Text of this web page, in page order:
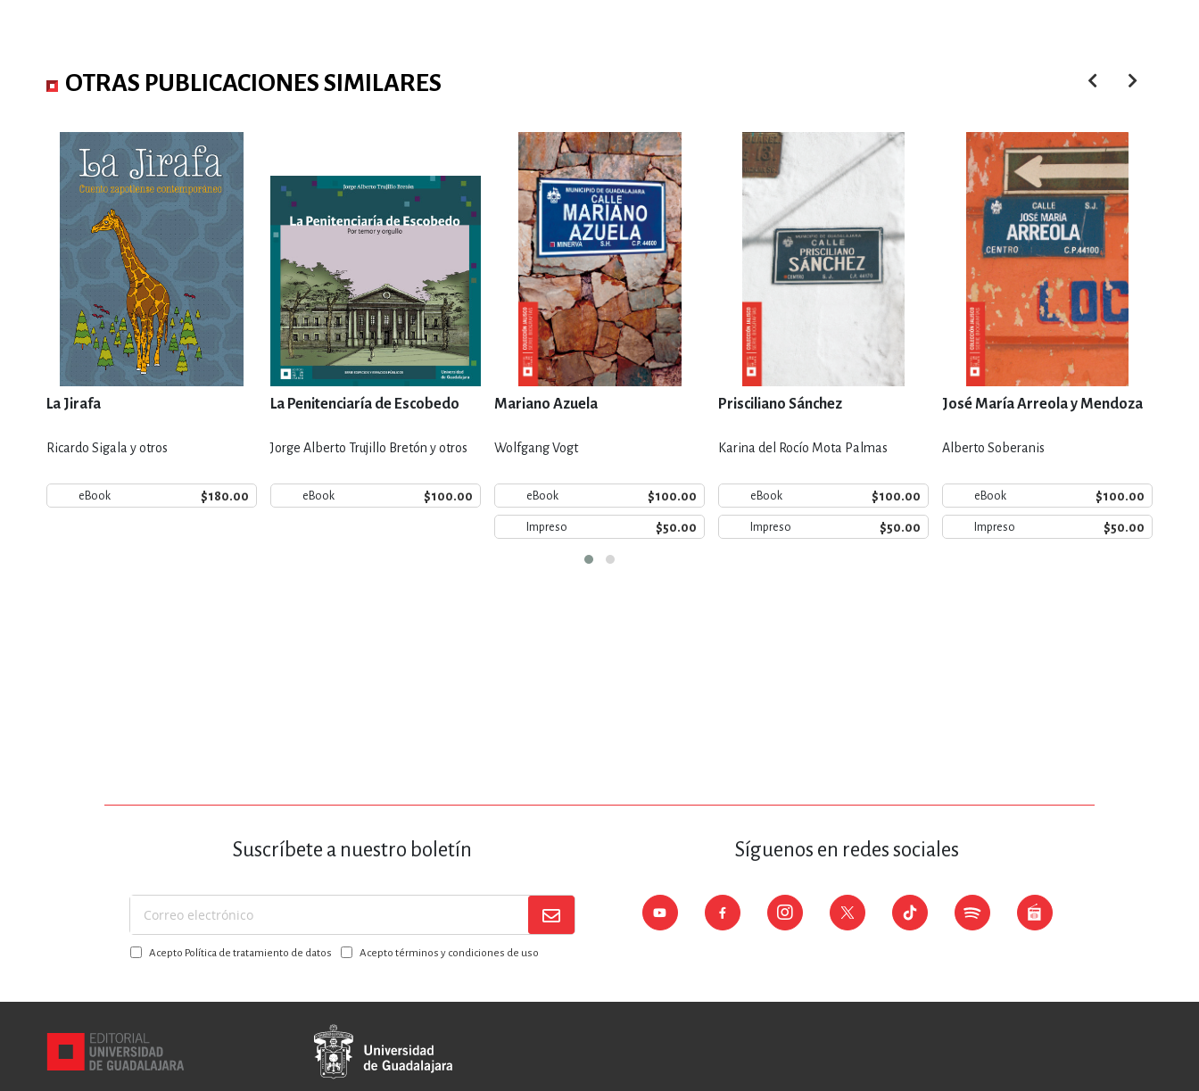
OTRAS PUBLICACIONES SIMILARES
La Jirafa
Ricardo Sigala y otros
eBook $180.00
La Penitenciaría de Escobedo
Jorge Alberto Trujillo Bretón y otros
eBook $100.00
Mariano Azuela
Wolfgang Vogt
eBook $100.00
Impreso $50.00
Prisciliano Sánchez
Karina del Rocío Mota Palmas
eBook $100.00
Impreso $50.00
José María Arreola y Mendoza
Alberto Soberanis
eBook $100.00
Impreso $50.00
Suscríbete a nuestro boletín
Suscríbase
a
nuestroAcepto Política de tratamiento de datos Acepto términos y condiciones de uso
Síguenos en redes sociales